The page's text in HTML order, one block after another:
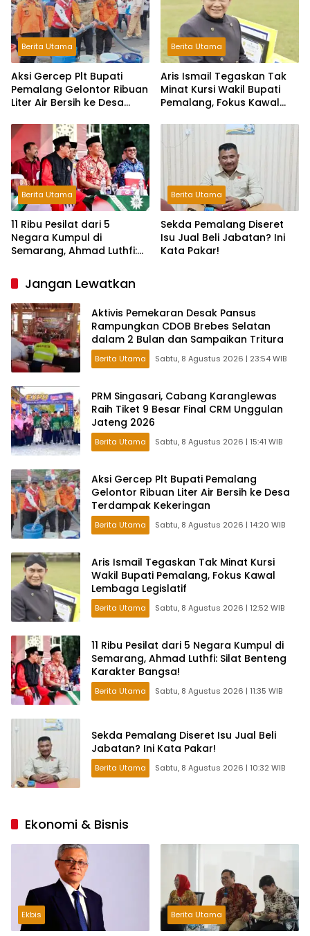
Berita Utama
Aksi Gercep Plt Bupati
Pemalang Gelontor Ribuan
Liter Air Bersih ke Desa
Berita Utama
Aris Ismail Tegaskan Tak
Minat Kursi Wakil Bupati
Pemalang, Fokus Kawal
Berita Utama
11 Ribu Pesilat dari 5
Negara Kumpul di
Semarang, Ahmad Luthfi:
Bangsa!
Berita Utama
Sekda Pemalang Diseret
Isu Jual Beli Jabatan? Ini
Kata Pakar!
Jangan Lewatkan
Aktivis Pemekaran Desak Pansus
Rampungkan CDOB Brebes Selatan
dalam 2 Bulan dan Sampaikan Tritura
Berita Utama Sabtu, 8 Agustus 2026 | 23:54 WIB
PRM Singasari, Cabang Karanglewas
Raih Tiket 9 Besar Final CRM Unggulan
Jateng 2026
Berita Utama Sabtu, 8 Agustus 2026 | 15:41 WIB
Aksi Gercep Plt Bupati Pemalang
Gelontor Ribuan Liter Air Bersih ke Desa
Terdampak Kekeringan
Berita Utama Sabtu, 8 Agustus 2026 | 14:20 WIB
Aris Ismail Tegaskan Tak Minat Kursi
Wakil Bupati Pemalang, Fokus Kawal
Lembaga Legislatif
Berita Utama Sabtu, 8 Agustus 2026 | 12:52 WIB
11 Ribu Pesilat dari 5 Negara Kumpul di
Semarang, Ahmad Luthfi: Silat Benteng
Karakter Bangsa!
Berita Utama Sabtu, 8 Agustus 2026 | 11:35 WIB
Sekda Pemalang Diseret Isu Jual Beli
Jabatan? Ini Kata Pakar!
Berita Utama Sabtu, 8 Agustus 2026 | 10:32 WIB
Ekonomi & Bisnis
Ekbis Berita Utama